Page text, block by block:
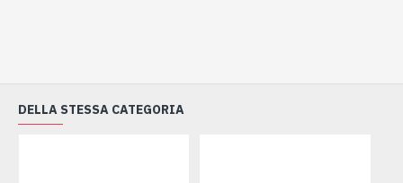
DELLA STESSA CATEGORIA